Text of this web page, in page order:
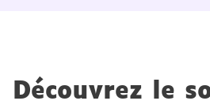
Découvrez le